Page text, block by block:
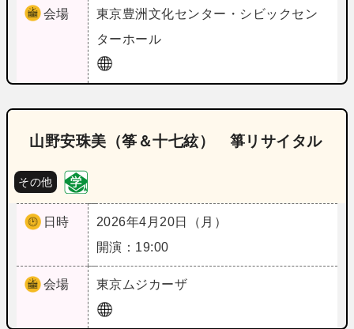
会場 東京豊洲文化センター・シビックセン
ターホール
山野安珠美（筝＆十七絃） 箏リサイタル
その他
日時
2026年4月20日（月）
開演：19:00
会場 東京 ムジカーザ